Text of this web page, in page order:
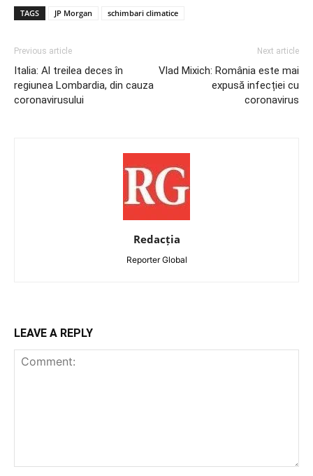
TAGS JP Morgan schimbari climatice
Previous article
Italia: Al treilea deces în
regiunea Lombardia, din cauza
coronavirusului
Next article
Vlad Mixich: România este mai
expusă infecției cu
coronavirus
Redacția
Reporter Global
LEAVE A REPLY